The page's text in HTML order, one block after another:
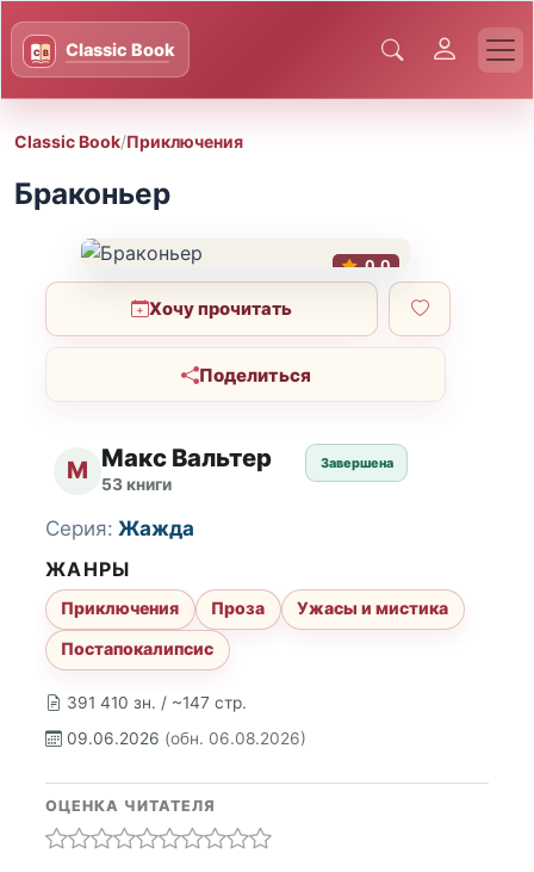
Classic Book/Приключения
Браконьер
0.0
Хочу прочитать
Поделиться
М Макс Вальтер
53 книги
Завершена
391 410 зн. / ~147 стр.
09.06.2026 (обн. 06.08.2026)
Серия: Жажда
ЖАНРЫ
Приключения Проза
Ужасы и мистика
Постапокалипсис
ОЦЕНКА ЧИТАТЕЛЯ